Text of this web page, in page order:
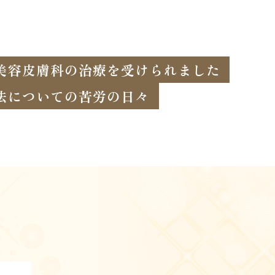
容皮膚科の治療を受けられました
についての苦労の日々